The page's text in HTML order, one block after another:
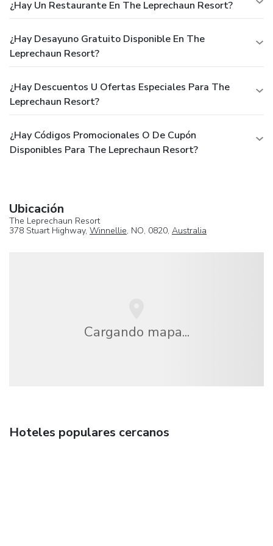
¿Hay Un Restaurante En The Leprechaun Resort?
¿Hay Desayuno Gratuito Disponible En The
Leprechaun Resort?
¿Hay Descuentos U Ofertas Especiales Para The
Leprechaun Resort?
¿Hay Códigos Promocionales O De Cupón
Disponibles Para The Leprechaun Resort?
Ubicación
The Leprechaun Resort
378 Stuart Highway, Winnellie, NO, 0820, Australia
Cargando mapa...
Hoteles populares cercanos